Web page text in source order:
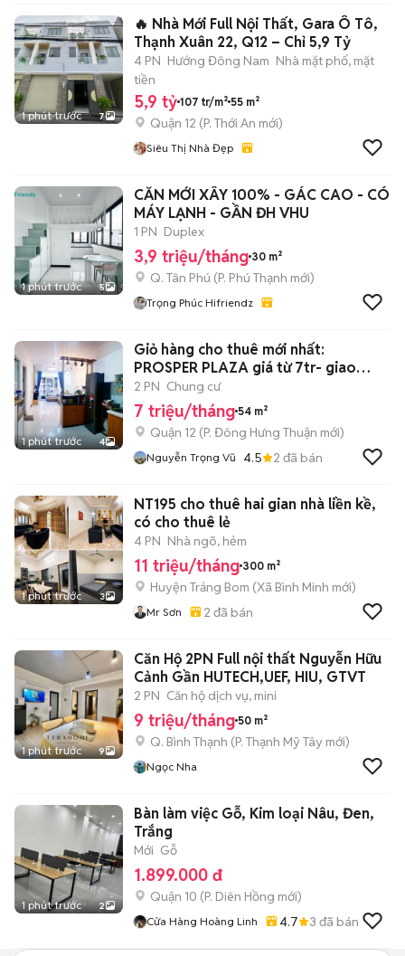
1 phút trước 7
🔥 Nhà Mới Full Nội Thất, Gara Ô Tô,
Thạnh Xuân 22, Q12 – Chỉ 5,9 Tỷ
4 PN Hướng Đông Nam Nhà mặt phố, mặt
tiền
5,9 tỷ 107 tr/m² 55 m²
Quận 12 (P. Thới An mới)
Siêu Thị Nhà Đẹp
1 phút trước 5
CĂN MỚI XÂY 100% - GÁC CAO - CÓ
MÁY LẠNH - GẦN ĐH VHU
1 PN Duplex
3,9 triệu/tháng 30 m²
Q. Tân Phú (P. Phú Thạnh mới)
Trọng Phúc Hifriendz
1 phút trước 4
Giỏ hàng cho thuê mới nhất:
PROSPER PLAZA giá từ 7tr- giao
ngay
2 PN Chung cư
7 triệu/tháng 54 m²
Quận 12 (P. Đông Hưng Thuận mới)
Nguyễn Trọng Vũ 4.5 2 đã bán
1 phút trước 3
NT195 cho thuê hai gian nhà liền kề,
có cho thuê lẻ
4 PN Nhà ngõ, hẻm
11 triệu/tháng 300 m²
Huyện Trảng Bom (Xã Bình Minh mới)
Mr Sơn 2 đã bán
1 phút trước 9
Căn Hộ 2PN Full nội thất Nguyễn Hữu
Cảnh Gần HUTECH,UEF, HIU, GTVT
2 PN Căn hộ dịch vụ, mini
9 triệu/tháng 50 m²
Q. Bình Thạnh (P. Thạnh Mỹ Tây mới)
Ngọc Nha
1 phút trước 2
Bàn làm việc Gỗ, Kim loại Nâu, Đen,
Trắng
Mới Gỗ
1.899.000 đ
Quận 10 (P. Diên Hồng mới)
Cửa Hàng Hoàng Linh 4.7 3 đã bán